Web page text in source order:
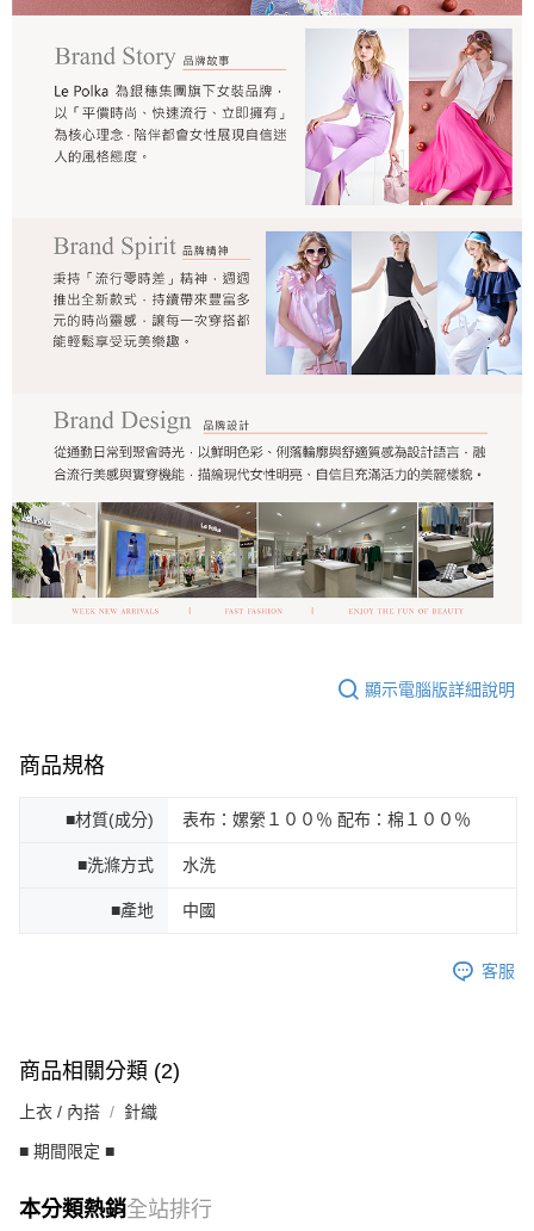
顯示電腦版詳細說明
商品規格
■材質(成分) 表布：嫘縈１００％ 配布：棉１００％
■洗滌方式 水洗
■產地 中國
客服
商品相關分類 (2)
上衣 / 內搭 針織
■ 期間限定 ■
本分類熱銷全站排行